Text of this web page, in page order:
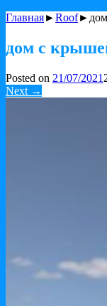
Главная►Roof►дом
дом с
Posted on 21/07/2021
Next →